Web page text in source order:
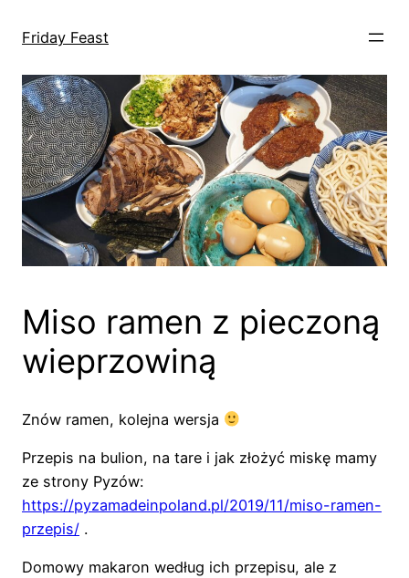
Friday Feast
Miso ramen z pieczoną
wieprzowiną
Znów ramen, kolejna wersja
Przepis na bulion, na tare i jak złożyć miskę mamy
ze strony Pyzów:
https://pyzamadeinpoland.pl/2019/11/miso-ramen-
przepis/ .
Domowy makaron według ich przepisu, ale z